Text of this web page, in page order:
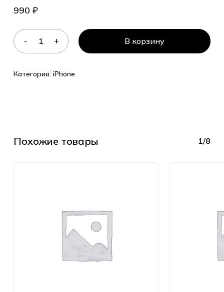
990 ₽
В корзину
Категория: iPhone
Похожие товары 1/8